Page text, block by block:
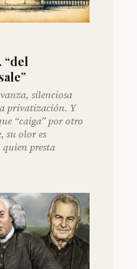
“del
silenciosa
privatización. Y
“caiga” por otro
su olor es
presta